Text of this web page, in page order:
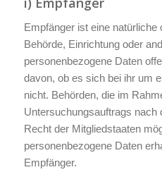
Empfänger ist eine
Behörde, Einrichtung oder
personenbezogene Daten
davon, ob es sich bei ihr um
nicht. Behörden, die im
Untersuchungsauftrags nach
Recht der Mitgliedstaaten
personenbezogene Daten
Empfänger.